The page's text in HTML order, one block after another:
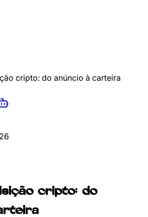
cripto: do anúncio à carteira
cripto: do